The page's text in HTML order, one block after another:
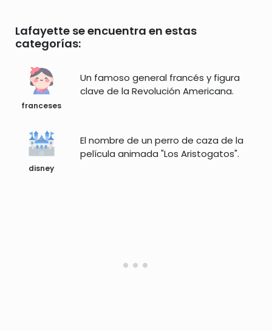
Lafayette se encuentra en estas
categorías:
franceses
Un famoso general francés y figura
clave de la Revolución Americana.
disney
El nombre de un perro de caza de la
película animada "Los Aristogatos".